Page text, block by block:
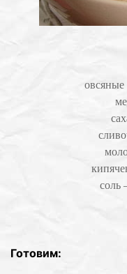
овсяные
соль
Готовим: